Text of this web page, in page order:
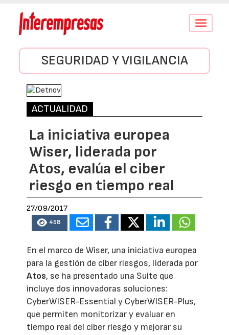
Conmutar
SEGURIDAD Y VIGILANCIA
ACTUALIDAD
La iniciativa europea
Wiser, liderada por
Atos, evalúa el ciber
riesgo en tiempo real
27/09/2017
458
En el marco de Wiser, una iniciativa europea
para la gestión de ciber riesgos, liderada por
Atos, se ha presentado una Suite que
incluye dos innovadoras soluciones:
CyberWISER-Essential y CyberWISER-Plus,
que permiten monitorizar y evaluar en
tiempo real del ciber riesgo y mejorar su